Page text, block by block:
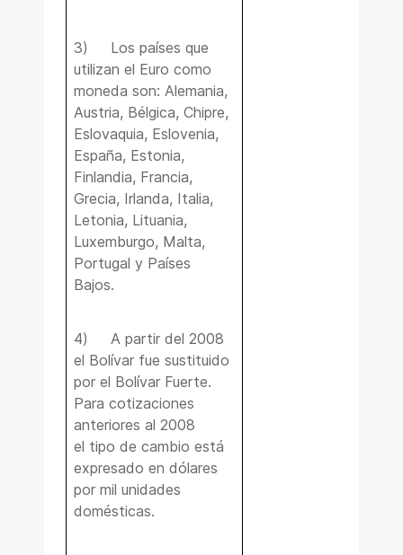
3) Los países que
utilizan el Euro como
moneda son: Alemania,
Austria, Bélgica, Chipre,
Eslovaquia, Eslovenia,
España, Estonia,
Finlandia, Francia,
Grecia, Irlanda, Italia,
Letonia, Lituania,
Luxemburgo, Malta,
Portugal y Países
Bajos.
4) A partir del 2008
el Bolívar fue sustituido
por el Bolívar Fuerte.
Para cotizaciones
anteriores al 2008
el tipo de cambio está
expresado en dólares
por mil unidades
domésticas.